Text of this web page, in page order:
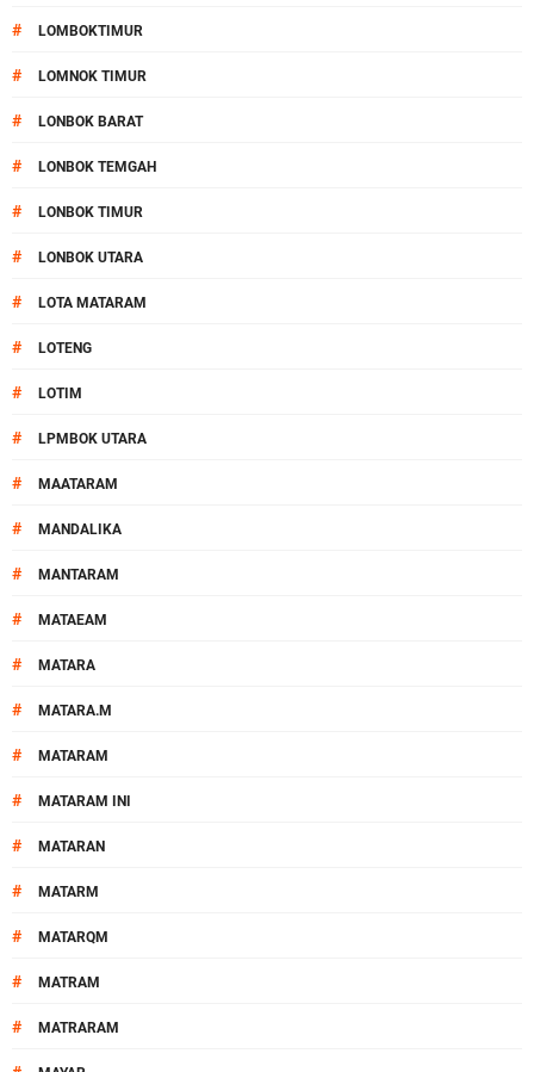
# LOMBOKTIMUR
# LOMNOK TIMUR
# LONBOK BARAT
# LONBOK TEMGAH
# LONBOK TIMUR
# LONBOK UTARA
# LOTA MATARAM
# LOTENG
# LOTIM
# LPMBOK UTARA
# MAATARAM
# MANDALIKA
# MANTARAM
# MATAEAM
# MATARA
# MATARA.M
# MATARAM
# MATARAM INI
# MATARAN
# MATARM
# MATARQM
# MATRAM
# MATRARAM